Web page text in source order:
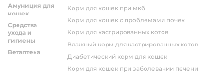
Амуниция для
кошек
Средства
ухода и
гигиены
Ветаптека
корм для кошек при мкб
корм для кошек с проблемами почек
Корм для кастрированных котов
влажный корм для кастрированных котов
диабетический корм для кошек
корм для кошек при заболевании печени